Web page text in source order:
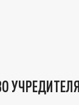
УЧРЕДИТЕЛЯ